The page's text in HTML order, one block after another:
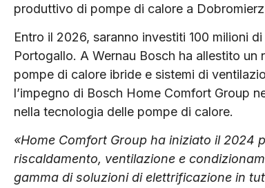
produttivo di pompe di calore a
Entro il 2026, saranno investiti 100 milioni
Portogallo. A Wernau Bosch ha allestito
pompe di calore ibride e sistemi di
l’impegno di Bosch Home Comfort Group
nella tecnologia delle pompe di calore.
«Home Comfort Group ha iniziato il 2024
riscaldamento, ventilazione e
gamma di soluzioni di elettrificazione in